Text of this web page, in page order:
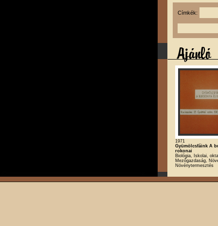
Címkék:
1971
Gyümölcsfáink A
rokonai
Biológia, Iskolai,
Mezőgazdaság,
Növénytermesztés